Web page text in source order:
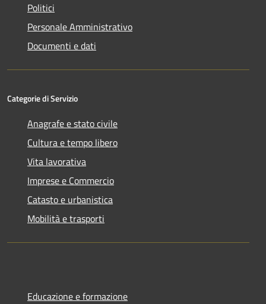
Politici
Personale Amministrativo
Documenti e dati
Categorie di Servizio
Anagrafe e stato civile
Cultura e tempo libero
Vita lavorativa
Imprese e Commercio
Catasto e urbanistica
Mobilità e trasporti
Educazione e formazione